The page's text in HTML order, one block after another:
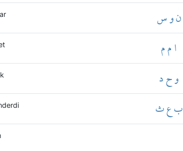
ن و س
ا م م
و ح د
ب ع ث